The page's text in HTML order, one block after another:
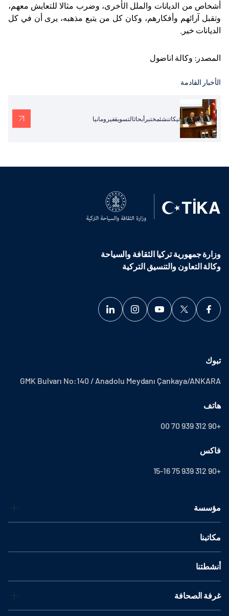
أشخاص من الديانات والملل الأخرى، وضرب مثالا للتعايش معهم،
وتقبل آرائهم وأفكارهم، وكان كل من يتبع مذهبه، يرى أن في كل
الديانات خير.
المصدر: وكالة اناضول
الأخبار القادمة
تيكاتنشئمختبرأبحاثالتسويقفيرومانيا
وزارة جمهورية تركيا الثقافة والسياحة
وكالة التعاون والتنسيق التركية
تبوك
GMK Bulvarı No:140 / Anadolu Meydanı Çankaya/ANKARA
هاتف
+90 312 939 70 00
فاكس
+90 312 939 75 15-16
مؤسسة
مكاتبنا
أنشطتنا
غرفة الصحافة